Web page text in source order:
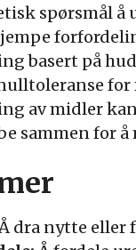
spørsmål
basert på
av midler
sammen for
dra nytte eller